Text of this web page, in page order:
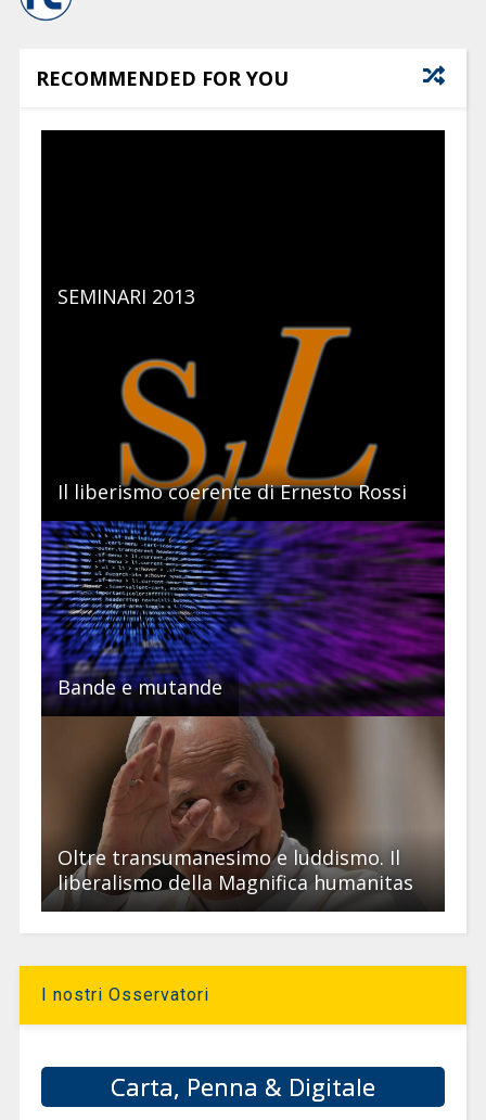
RECOMMENDED FOR YOU
SEMINARI 2013
Il liberismo coerente di Ernesto Rossi
Bande e mutande
Oltre transumanesimo e luddismo. Il
liberalismo della Magnifica humanitas
I nostri Osservatori
Carta, Penna & Digitale